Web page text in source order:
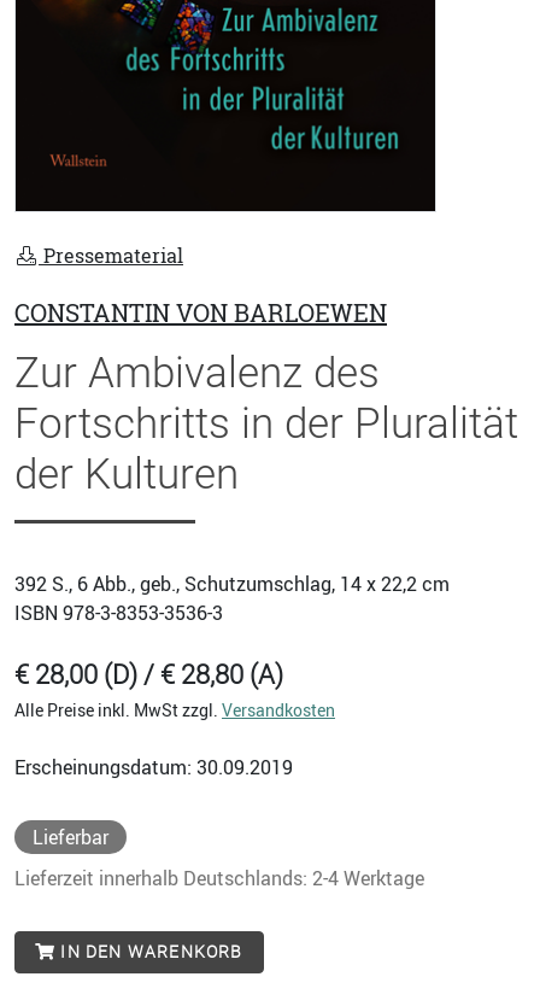
Pressematerial
CONSTANTIN VON BARLOEWEN
Zur Ambivalenz des
Fortschritts in der Pluralität
der Kulturen
392 S., 6 Abb., geb., Schutzumschlag, 14 x 22,2 cm
ISBN 978-3-8353-3536-3
€ 28,00 (D) / € 28,80 (A)
Alle Preise inkl. MwSt zzgl. Versandkosten
Erscheinungsdatum: 30.09.2019
Lieferbar
Lieferzeit innerhalb Deutschlands: 2-4 Werktage
IN DEN WARENKORB